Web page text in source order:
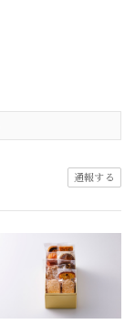
通報する